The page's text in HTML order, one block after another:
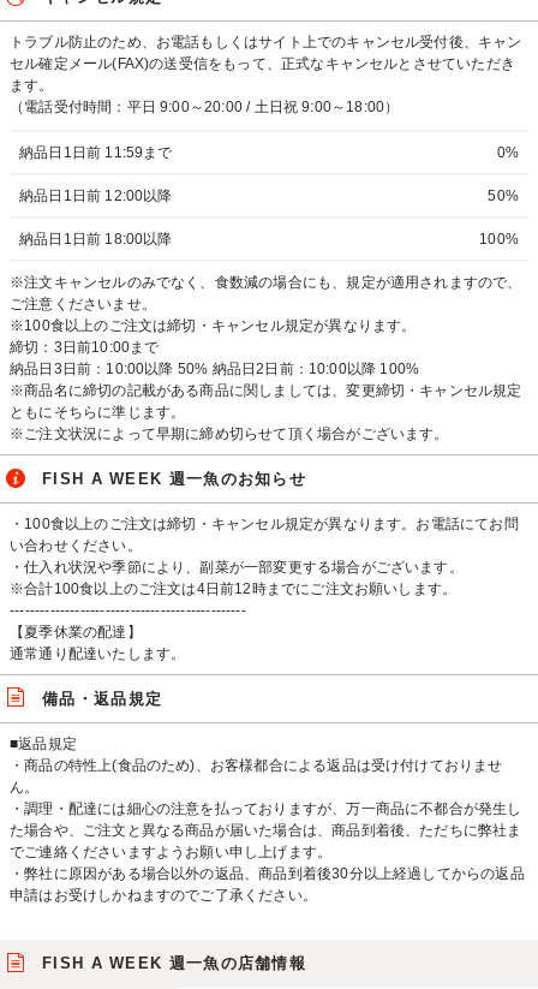
トラブル防止のため、お電話もしくはサイト上でのキャンセル受付後、キャン
セル確定メール(FAX)の送受信をもって、正式なキャンセルとさせていただき
ます。
（電話受付時間：平日 9:00～20:00 / 土日祝 9:00～18:00）
納品日1日前 11:59まで 0%
納品日1日前 12:00以降 50%
納品日1日前 18:00以降 100%
※注文キャンセルのみでなく、食数減の場合にも、規定が適用されますので、
ご注意くださいませ。
※100食以上のご注文は締切・キャンセル規定が異なります。
締切：3日前10:00まで
納品日3日前：10:00以降 50% 納品日2日前：10:00以降 100%
※商品名に締切の記載がある商品に関しましては、変更締切・キャンセル規定
ともにそちらに準じます。
※ご注文状況によって早期に締め切らせて頂く場合がございます。
FISH A WEEK 週一魚のお知らせ
・100食以上のご注文は締切・キャンセル規定が異なります。お電話にてお問
い合わせください。
・仕入れ状況や季節により、副菜が一部変更する場合がございます。
※合計100食以上のご注文は4日前12時までにご注文お願いします。
-----------------------------------------------
【夏季休業の配達】
通常通り配達いたします。
備品・返品規定
■返品規定
・商品の特性上(食品のため)、お客様都合による返品は受け付けておりませ
ん。
・調理・配達には細心の注意を払っておりますが、万一商品に不都合が発生し
た場合や、ご注文と異なる商品が届いた場合は、商品到着後、ただちに弊社ま
でご連絡くださいますようお願い申し上げます。
・弊社に原因がある場合以外の返品、商品到着後30分以上経過してからの返品
申請はお受けしかねますのでご了承ください。
FISH A WEEK 週一魚の店舗情報